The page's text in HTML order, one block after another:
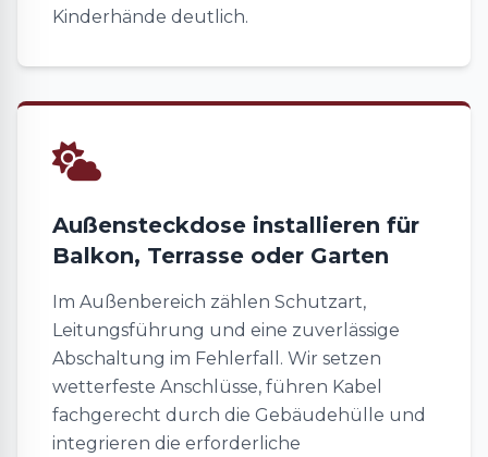
Kinderhände deutlich.
Außensteckdose installieren für
Balkon, Terrasse oder Garten
Im Außenbereich zählen Schutzart,
Leitungsführung und eine zuverlässige
Abschaltung im Fehlerfall. Wir setzen
wetterfeste Anschlüsse, führen Kabel
fachgerecht durch die Gebäudehülle und
integrieren die erforderliche